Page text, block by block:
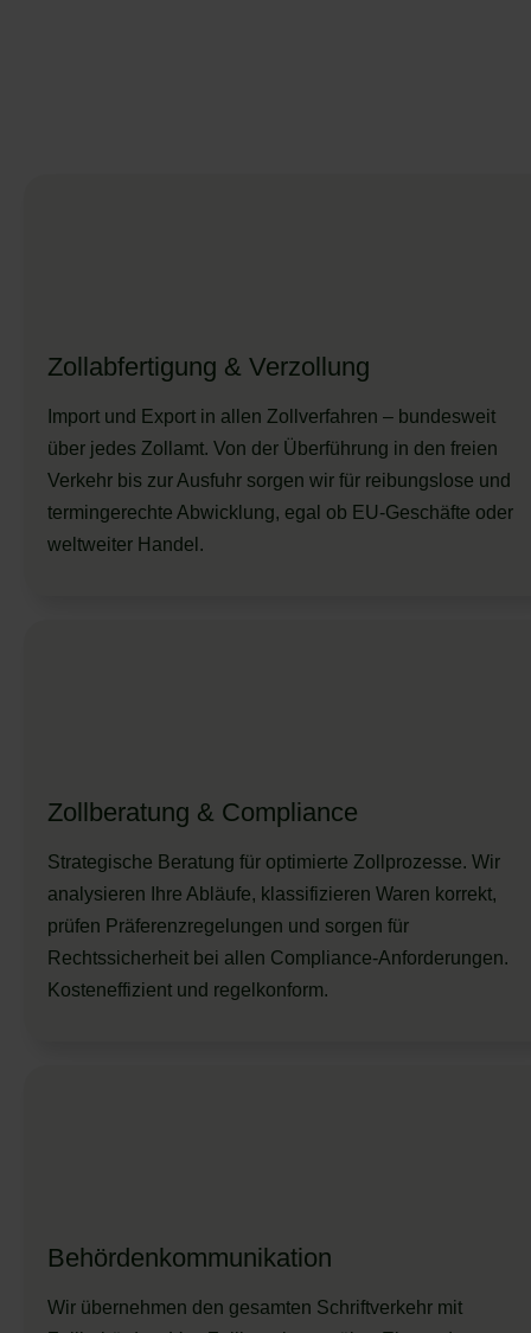
Zollabfertigung & Verzollung
Import und Export in allen Zollverfahren – bundesweit
über jedes Zollamt. Von der Überführung in den freien
Verkehr bis zur Ausfuhr sorgen wir für reibungslose und
termingerechte Abwicklung, egal ob EU-Geschäfte oder
weltweiter Handel.
Zollberatung & Compliance
Strategische Beratung für optimierte Zollprozesse. Wir
analysieren Ihre Abläufe, klassifizieren Waren korrekt,
prüfen Präferenzregelungen und sorgen für
Rechtssicherheit bei allen Compliance-Anforderungen.
Kosteneffizient und regelkonform.
Behördenkommunikation
Wir übernehmen den gesamten Schriftverkehr mit